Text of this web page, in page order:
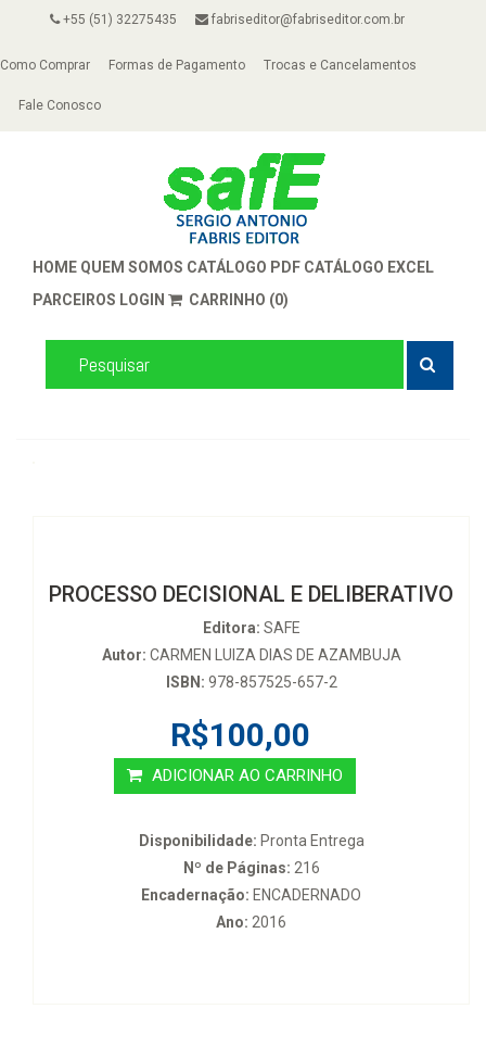
+55 (51) 32275435 fabriseditor@fabriseditor.com.br
Como Comprar Formas de Pagamento Trocas e Cancelamentos
Fale Conosco
HOME QUEM SOMOS CATÁLOGO PDF CATÁLOGO EXCEL
PARCEIROS LOGIN CARRINHO (0)
PROCESSO DECISIONAL E DELIBERATIVO
Editora: SAFE
Autor: CARMEN LUIZA DIAS DE AZAMBUJA
ISBN: 978-857525-657-2
R$100,00
ADICIONAR AO CARRINHO
Disponibilidade: Pronta Entrega
Nº de Páginas: 216
Encadernação: ENCADERNADO
Ano: 2016